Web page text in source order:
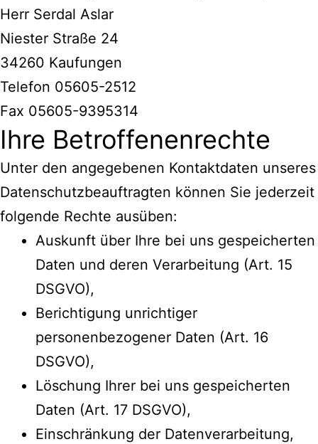
Herr Serdal Aslar
Niester Straße 24
34260 Kaufungen
Telefon 05605-2512
Fax 05605-9395314
Ihre Betroffenenrechte
Unter den angegebenen Kontaktdaten unseres
Datenschutzbeauftragten können Sie jederzeit
folgende Rechte ausüben:
Auskunft über Ihre bei uns gespeicherten
Daten und deren Verarbeitung (Art. 15
DSGVO),
Berichtigung unrichtiger
personenbezogener Daten (Art. 16
DSGVO),
Löschung Ihrer bei uns gespeicherten
Daten (Art. 17 DSGVO),
Einschränkung der Datenverarbeitung,